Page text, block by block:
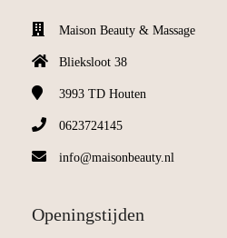
Maison Beauty & Massage
Blieksloot 38
3993 TD Houten
0623724145
info@maisonbeauty.nl
Openingstijden